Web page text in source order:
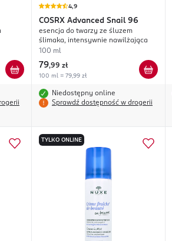
4,9
COSRX Advanced Snail 96
esencja do twarzy ze śluzem
ślimaka, intensywnie nawilżająca
100 ml
79,99 zł
100 ml = 79,99 zł
Niedostępny online
Sprawdź dostępność w drogerii
TYLKO ONLINE